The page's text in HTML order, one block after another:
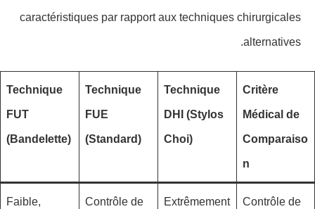
caractéristiques par rapport aux techniques chirurgicales
alternatives.
Critère
Médical de
Comparaiso
n
Technique
DHI (Stylos
Choi)
Technique
FUE
(Standard)
Technique
FUT
(Bandelette)
Contrôle de
Extrêmement
Contrôle de
Faible,